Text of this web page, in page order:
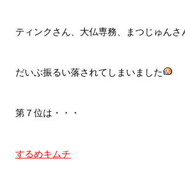
ティンクさん、大仏専務、まつじゅんさ
だいぶ振るい落されてしまいました
第７位は・・・
するめキムチ